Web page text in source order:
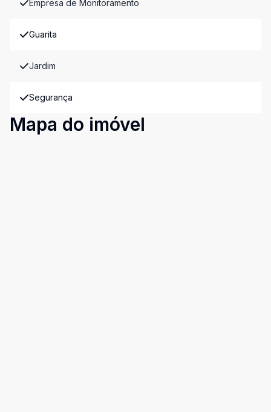
Empresa de Monitoramento
Guarita
Jardim
Segurança
Mapa do imóvel